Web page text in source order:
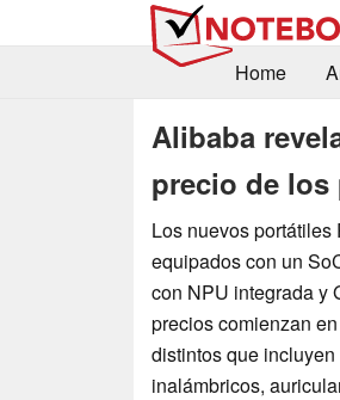
Home
Alibaba
precio de los
Los nuevos
equipados con un
con NPU integrada y
precios comienzan
distintos que
inalámbricos,